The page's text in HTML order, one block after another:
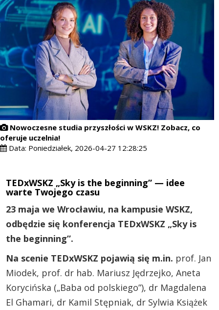
Nowoczesne studia przyszłości w WSKZ! Zobacz, co
oferuje uczelnia!
Data: Poniedziałek, 2026-04-27 12:28:25
TEDxWSKZ „Sky is the beginning” — idee
warte Twojego czasu
23 maja we Wrocławiu, na kampusie WSKZ,
odbędzie się konferencja TEDxWSKZ „Sky is
the beginning”.
Na scenie TEDxWSKZ pojawią się m.in. prof. Jan
Miodek, prof. dr hab. Mariusz Jędrzejko, Aneta
Korycińska („Baba od polskiego”), dr Magdalena
El Ghamari, dr Kamil Stępniak, dr Sylwia Książek